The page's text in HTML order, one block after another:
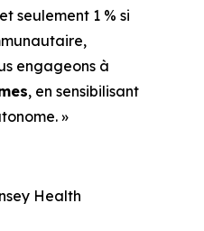
seulement 1 % si
engageons à
, en sensibilisant
»
Health